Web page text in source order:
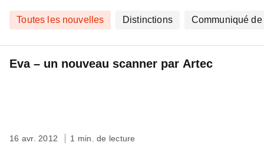
Toutes les nouvelles Distinctions Communiqué
Eva – un nouveau scanner par Artec
16 avr. 2012 1 min. de lecture